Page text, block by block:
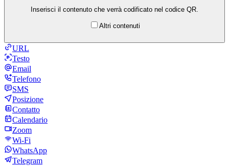
Inserisci il contenuto che verrà codificato nel codice QR.
Altri contenuti
URL
Testo
Email
Telefono
SMS
Posizione
Contatto
Calendario
Zoom
Wi-Fi
WhatsApp
Telegram